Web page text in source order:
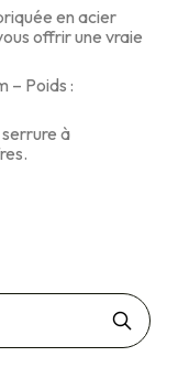
en acier
offrir une vraie
– Poids :
à